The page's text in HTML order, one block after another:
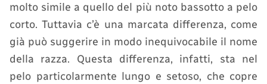
molto simile a quello del più noto bassotto a pelo
corto. Tuttavia c’è una marcata differenza, come
già può suggerire in modo inequivocabile il nome
della razza. Questa differenza, infatti, sta nel
pelo particolarmente lungo e setoso, che copre